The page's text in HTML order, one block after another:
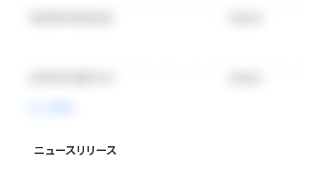
法人向け情報プラットフォーム
ニュースリリース